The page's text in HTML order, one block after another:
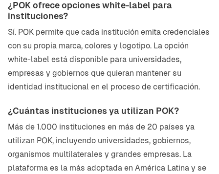
¿POK ofrece opciones white-label para
instituciones?
Sí. POK permite que cada institución emita credenciales
con su propia marca, colores y logotipo. La opción
white-label está disponible para universidades,
empresas y gobiernos que quieran mantener su
identidad institucional en el proceso de certificación.
¿Cuántas instituciones ya utilizan POK?
Más de 1.000 instituciones en más de 20 países ya
utilizan POK, incluyendo universidades, gobiernos,
organismos multilaterales y grandes empresas. La
plataforma es la más adoptada en América Latina y se